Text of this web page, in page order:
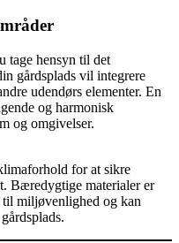
tage hensyn til det
gårdsplads vil integrere
udendørs elementer. En
og harmonisk
og omgivelser.
for at sikre
Bæredygtige materialer er
miljøvenlighed og kan